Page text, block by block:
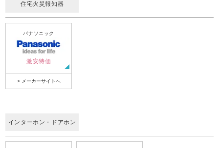
住宅火災報知器
パナソニック
激安特価
> メーカーサイトへ
インターホン・ドアホン